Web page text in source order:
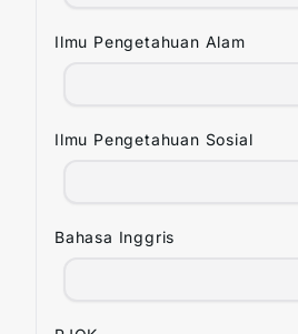
Ilmu Pengetahuan Alam
Ilmu Pengetahuan Sosial
Bahasa Inggris